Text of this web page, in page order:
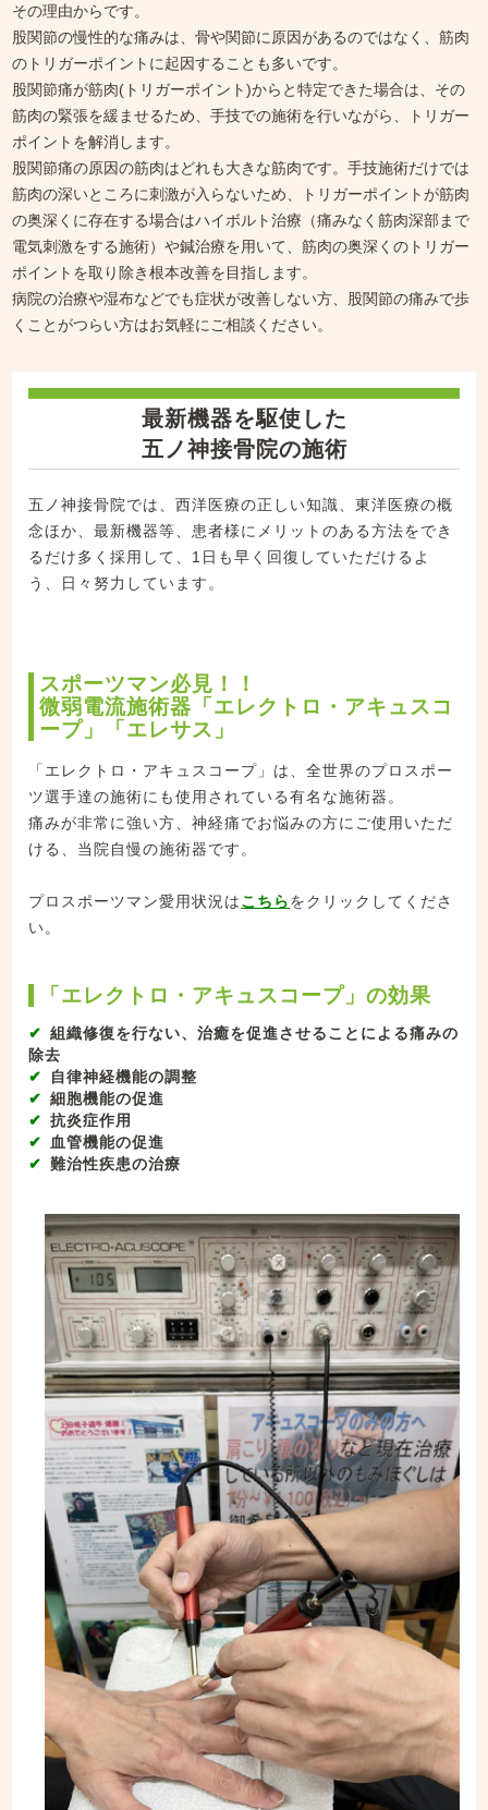
その理由からです。
股関節の慢性的な痛みは、骨や関節に原因があるのではなく、筋肉
のトリガーポイントに起因することも多いです。
股関節痛が筋肉(トリガーポイント)からと特定できた場合は、その
筋肉の緊張を緩ませるため、手技での施術を行いながら、トリガー
ポイントを解消します。
股関節痛の原因の筋肉はどれも大きな筋肉です。手技施術だけでは
筋肉の深いところに刺激が入らないため、トリガーポイントが筋肉
の奥深くに存在する場合はハイボルト治療（痛みなく筋肉深部まで
電気刺激をする施術）や鍼治療を用いて、筋肉の奥深くのトリガー
ポイントを取り除き根本改善を目指します。
病院の治療や湿布などでも症状が改善しない方、股関節の痛みで歩
くことがつらい方はお気軽にご相談ください。
最新機器を駆使した
五ノ神接骨院の施術
五ノ神接骨院では、西洋医療の正しい知識、東洋医療の概
念ほか、最新機器等、患者様にメリットのある方法をでき
るだけ多く採用して、1日も早く回復していただけるよ
う、日々努力しています。
スポーツマン必見！！
微弱電流施術器「エレクトロ・アキュスコ
ープ」「エレサス」
「エレクトロ・アキュスコープ」は、全世界のプロスポー
ツ選手達の施術にも使用されている有名な施術器。
痛みが非常に強い方、神経痛でお悩みの方にご使用いただ
ける、当院自慢の施術器です。
プロスポーツマン愛用状況はこちらをクリックしてくださ
い。
「エレクトロ・アキュスコープ」の効果
組織修復を行ない、治癒を促進させることによる痛みの
除去
自律神経機能の調整
細胞機能の促進
抗炎症作用
血管機能の促進
難治性疾患の治療